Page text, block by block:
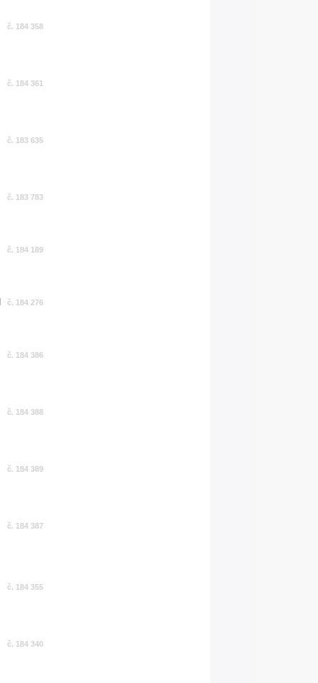
č. 184 358
č. 184 361
č. 183 635
č. 183 783
č. 184 189
č. 184 276
č. 184 386
č. 184 388
č. 184 389
č. 184 387
č. 184 355
č. 184 340